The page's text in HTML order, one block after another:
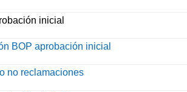
inicial
BOP aprobación inicial
no reclamaciones